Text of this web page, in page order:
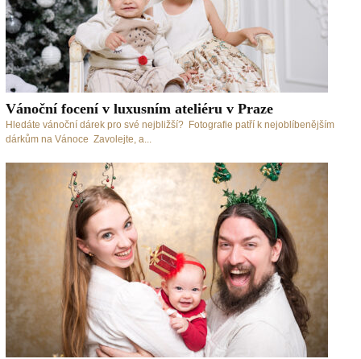
Vánoční focení v luxusním ateliéru v Praze
Hledáte vánoční dárek pro své nejbližší? Fotografie patří k nejoblíbenějším
dárkům na Vánoce Zavolejte, a...